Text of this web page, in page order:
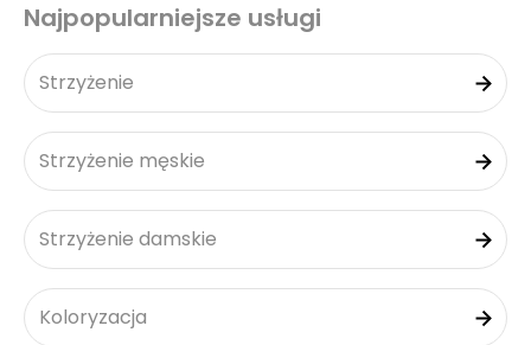
Najpopularniejsze usługi
Strzyżenie
Strzyżenie męskie
Strzyżenie damskie
Koloryzacja